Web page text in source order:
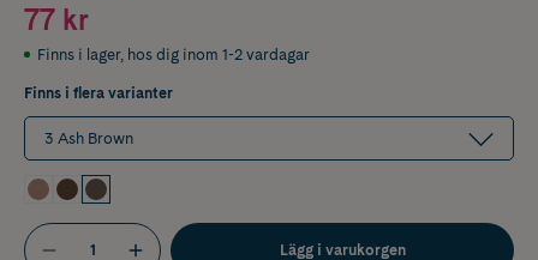
77 kr
Finns i lager, hos dig inom 1-2 vardagar
Finns i flera varianter
3 Ash Brown
Lägg i varukorgen